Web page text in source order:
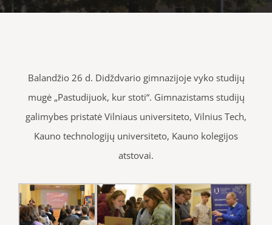
Balandžio 26 d. Didždvario gimnazijoje vyko studijų
mugė „Pastudijuok, kur stoti“. Gimnazistams studijų
galimybes pristatė Vilniaus universiteto, Vilnius Tech,
Kauno technologijų universiteto, Kauno kolegijos
atstovai.